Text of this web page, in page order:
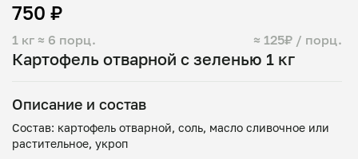
Картофель отварной с зеленью 1 кг
1 кг ≈ 6 порц. ≈ 125₽ / порц.
750 ₽
Описание и состав
Состав: картофель отварной, соль, масло сливочное или